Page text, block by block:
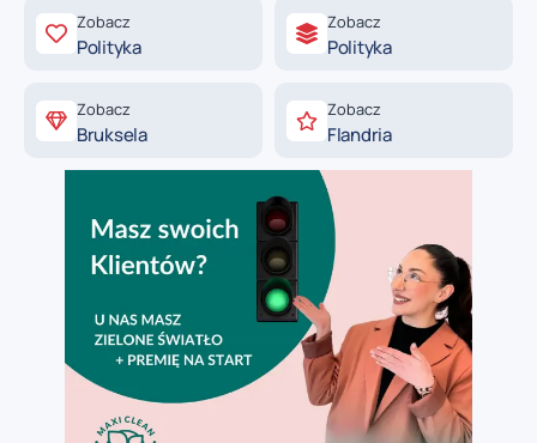
Zobacz
Polityka
Zobacz
Polityka
Zobacz
Bruksela
Zobacz
Flandria